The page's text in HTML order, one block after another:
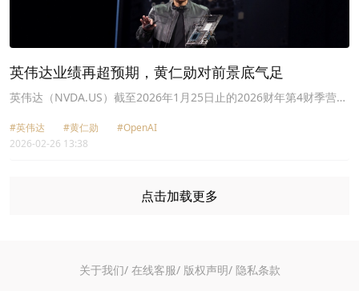
英伟达业绩再超预期，黄仁勋对前景底气足
英伟达（NVDA.US）截至2026年1月25日止的2026财年第4财季营
#英伟达 #黄仁勋
#OpenAI
2026-02-26 13:38
点击加载更多
关于我们/ 在线客服/ 版权声明/ 隐私条款